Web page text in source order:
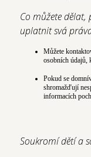
Co můžete
uplatnit svá
Můžete
osobních údajů,
Pokud se
shromažďují
informacích
Soukromí dětí a